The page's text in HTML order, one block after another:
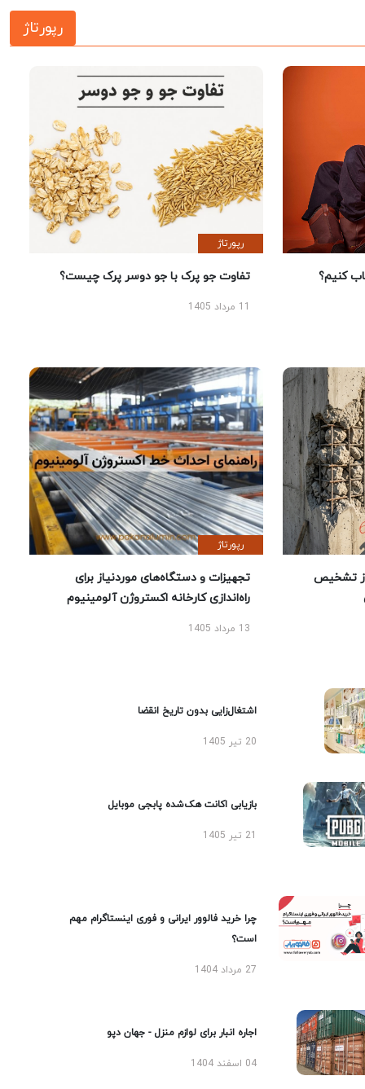
رپورتاژ
کنیم؟
رپورتاژ
تفاوت جو پرک با جو دوسر پرک چیست؟
تشخیص
رپورتاژ
تجهیزات و دستگاه‌های موردنیاز برای
راه‌اندازی کارخانه اکستروژن آلومینیوم
13 مرداد 1405
اشتغال‌زایی بدون تاریخ انقضا
20 تیر 1405
بازیابی اکانت هک‌شده پابجی موبایل
چرا خرید فالوور ایرانی و فوری اینستاگرام مهم
است؟
27 مرداد 1404
اجاره انبار برای لوازم منزل - جهان دپو
04 اسفند 1404